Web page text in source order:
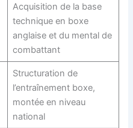
Acquisition de la base
technique en boxe
anglaise et du mental de
combattant
Structuration de
l’entraînement boxe,
montée en niveau
national